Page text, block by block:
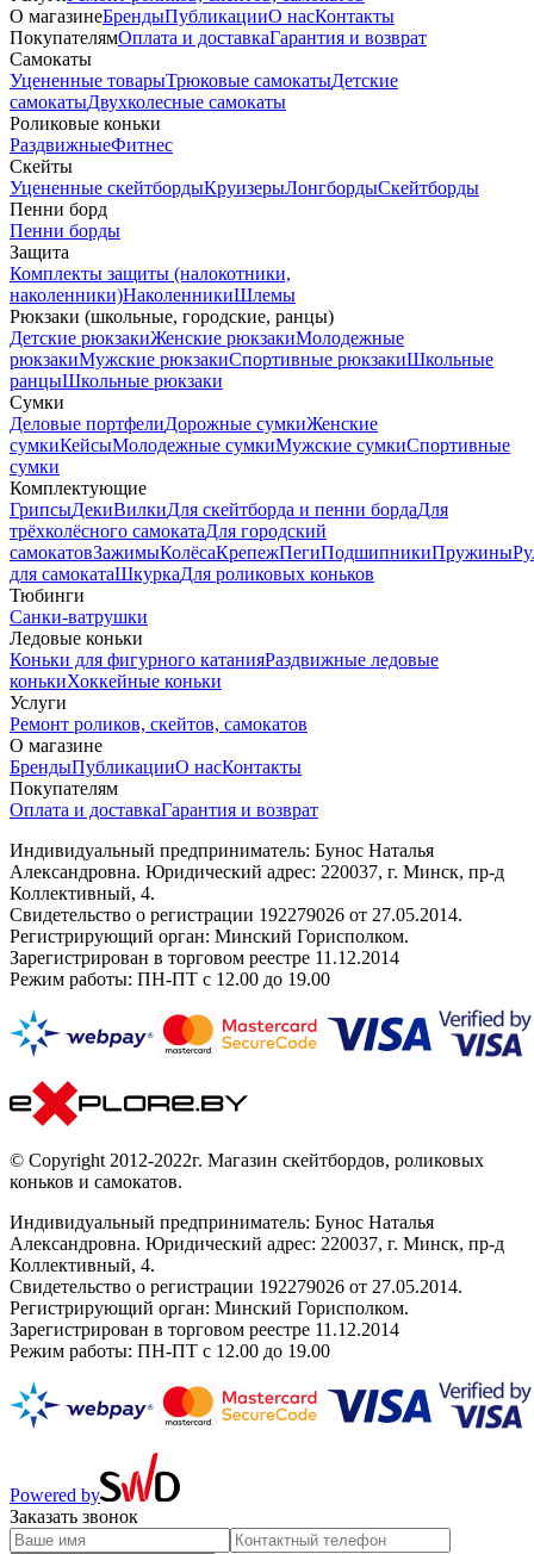
О магазинеБрендыПубликацииО насКонтакты
ПокупателямОплата и доставкаГарантия и возврат
Самокаты
Уцененные товарыТрюковые самокатыДетские
самокатыДвухколесные самокаты
Роликовые коньки
РаздвижныеФитнес
Скейты
Уцененные скейтбордыКруизерыЛонгбордыСкейтборды
Пенни борд
Пенни борды
Защита
Комплекты защиты (налокотники,
наколенники)НаколенникиШлемы
Рюкзаки (школьные, городские, ранцы)
Детские рюкзакиЖенские рюкзакиМолодежные
рюкзакиМужские рюкзакиСпортивные рюкзакиШкольные
ранцыШкольные рюкзаки
Сумки
Деловые портфелиДорожные сумкиЖенские
сумкиКейсыМолодежные сумкиМужские сумкиСпортивные
сумки
Комплектующие
ГрипсыДекиВилкиДля скейтборда и пенни бордаДля
трёхколёсного самокатаДля городский
самокатовЗажимыКолёсаКрепежПегиПодшипникиПружины
для самокатаШкуркаДля роликовых коньков
Тюбинги
Санки-ватрушки
Ледовые коньки
Коньки для фигурного катанияРаздвижные ледовые
конькиХоккейные коньки
Услуги
Ремонт роликов, скейтов, самокатов
О магазине
БрендыПубликацииО насКонтакты
Покупателям
Оплата и доставкаГарантия и возврат
Индивидуальный предприниматель: Бунос Наталья
Александровна. Юридический адрес: 220037, г. Минск, пр-д
Коллективный, 4.
Свидетельство о регистрации 192279026 от 27.05.2014.
Регистрирующий орган: Минский Горисполком.
Зарегистрирован в торговом реестре 11.12.2014
Режим работы: ПН-ПТ с 12.00 до 19.00
© Copyright 2012-2022г. Магазин скейтбордов, роликовых
коньков и самокатов.
Индивидуальный предприниматель: Бунос Наталья
Александровна. Юридический адрес: 220037, г. Минск, пр-д
Коллективный, 4.
Свидетельство о регистрации 192279026 от 27.05.2014.
Регистрирующий орган: Минский Горисполком.
Зарегистрирован в торговом реестре 11.12.2014
Режим работы: ПН-ПТ с 12.00 до 19.00
Powered by
Заказать звонок